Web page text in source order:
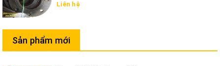
Liên hệ
Sản phẩm mới